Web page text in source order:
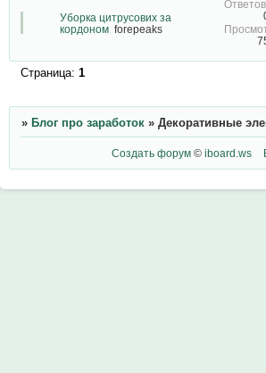
Уборка цитрусових за
кордоном forepeaks
Страница: 1
» Блог про заработок » Декоративные
Создать форум ©iboard.ws